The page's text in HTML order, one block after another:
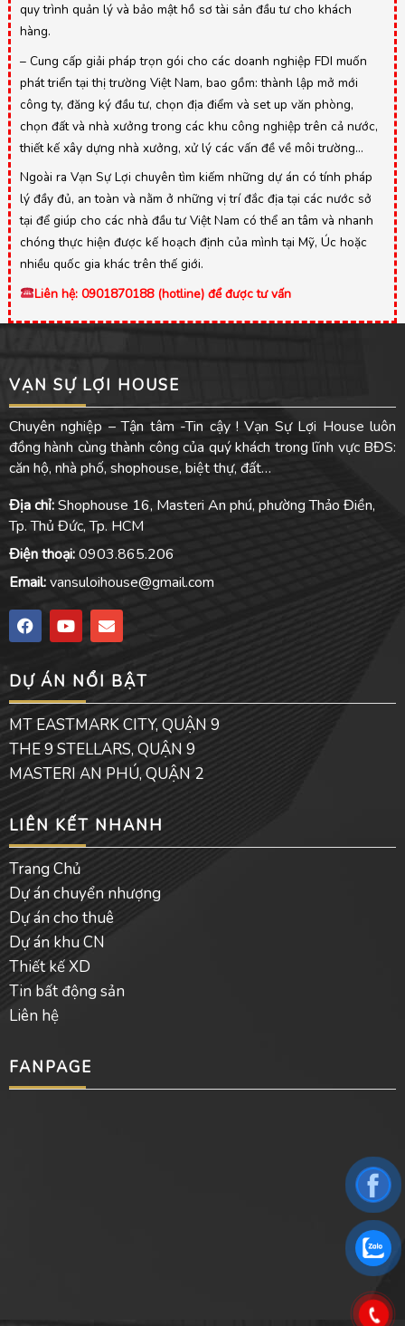
quy trình quản lý và bảo mật hồ sơ tài sản đầu tư cho khách
hàng.
– Cung cấp giải pháp trọn gói cho các doanh nghiệp FDI muốn
phát triển tại thị trường Việt Nam, bao gồm: thành lập mở mới
công ty, đăng ký đầu tư, chọn địa điểm và set up văn phòng,
chọn đất và nhà xưởng trong các khu công nghiệp trên cả nước,
thiết kế xây dựng nhà xưởng, xử lý các vấn đề về môi trường…
Ngoài ra Vạn Sự Lợi chuyên tìm kiếm những dự án có tính pháp
lý đầy đủ, an toàn và nằm ở những vị trí đắc địa tại các nước sở
tại để giúp cho các nhà đầu tư Việt Nam có thể an tâm và nhanh
chóng thực hiện được kế hoạch định của mình tại Mỹ, Úc hoặc
nhiều quốc gia khác trên thế giới.
Liên hệ: 0901870188 (hotline) để được tư vấn
VẠN SỰ LỢI HOUSE
Chuyên nghiệp – Tận tâm -Tin cậy ! Vạn Sự Lợi House luôn
đồng hành cùng thành công của quý khách trong lĩnh vực BĐS:
căn hộ, nhà phố, shophouse, biệt thự, đất…
Địa chỉ:Shophouse 16, Masteri An phú, phường Thảo Điền,
Tp. Thủ Đức, Tp. HCM
Điện thoại:0903.865.206
Email:vansuloihouse@gmail.com
F
a
c
b
o
o
k
Y
o
u
u
b
e
E
n
v
o
p
e
DỰ ÁN NỔI BẬT
MT EASTMARK CITY, QUẬN 9
THE 9 STELLARS, QUẬN 9
MASTERI AN PHÚ, QUẬN 2
LIÊN KẾT NHANH
Trang Chủ
Dự án chuyển nhượng
Dự án cho thuê
Dự án khu CN
Thiết kế XD
Tin bất động sản
Liên hệ
FANPAGE